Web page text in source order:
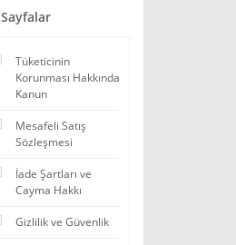
Sayfalar
Tüketicinin
Korunması Hakkında
Kanun
Mesafeli Satış
Sözleşmesi
İade Şartları ve
Cayma Hakkı
Gizlilik ve Güvenlik